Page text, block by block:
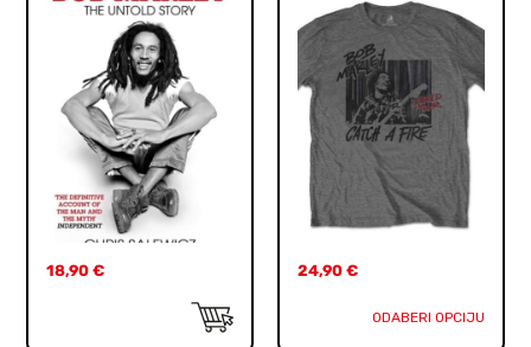
18,90€ 24,90 €
ODABERI OPCIJU